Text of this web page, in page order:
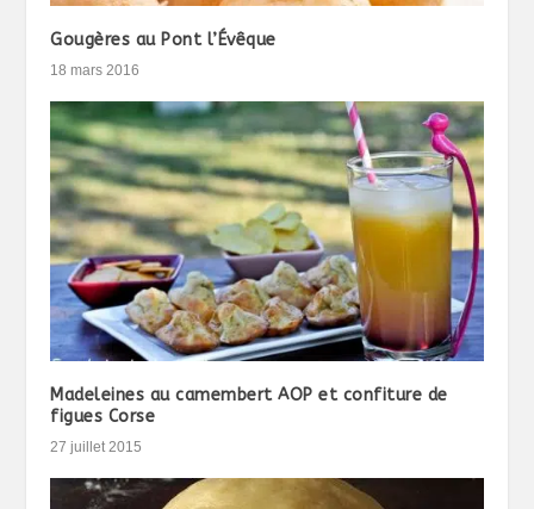
Gougères au Pont l’Évêque
18 mars 2016
Madeleines au camembert AOP et confiture de
figues Corse
27 juillet 2015